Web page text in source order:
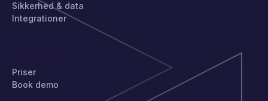
Sikkerhed & data
Integrationer
Priser
Book demo